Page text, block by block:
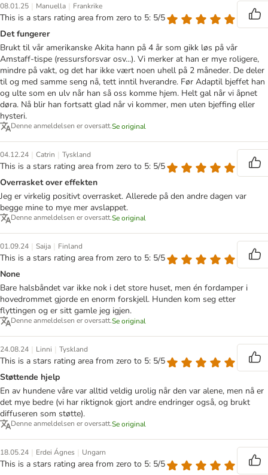
08.01.25 | Manuella | Frankrike
This is a stars rating area from zero to 5: 5/5
Det fungerer
Brukt til vår amerikanske Akita hann på 4 år som gikk løs på vår
Amstaff-tispe (ressursforsvar osv...). Vi merker at han er mye roligere,
mindre på vakt, og det har ikke vært noen uhell på 2 måneder. De deler
til og med samme seng nå, tett inntil hverandre. Før Adaptil bjeffet han
og ulte som en ulv når han så oss komme hjem. Helt gal når vi åpnet
døra. Nå blir han fortsatt glad når vi kommer, men uten bjeffing eller
hysteri.
Denne anmeldelsen er oversatt.Se original
04.12.24 | Catrin | Tyskland
This is a stars rating area from zero to 5: 5/5
Overrasket over effekten
Jeg er virkelig positivt overrasket. Allerede på den andre dagen var
begge mine to mye mer avslappet.
Denne anmeldelsen er oversatt.Se original
01.09.24 | Saija | Finland
This is a stars rating area from zero to 5: 5/5
None
Bare halsbåndet var ikke nok i det store huset, men én fordamper i
hovedrommet gjorde en enorm forskjell. Hunden kom seg etter
flyttingen og er sitt gamle jeg igjen.
Denne anmeldelsen er oversatt.Se original
24.08.24 | Linni | Tyskland
This is a stars rating area from zero to 5: 5/5
Støttende hjelp
En av hundene våre var alltid veldig urolig når den var alene, men nå er
det mye bedre (vi har riktignok gjort andre endringer også, og brukt
diffuseren som støtte).
Denne anmeldelsen er oversatt.Se original
18.05.24 | Erdei Ágnes | Ungarn
This is a stars rating area from zero to 5: 5/5